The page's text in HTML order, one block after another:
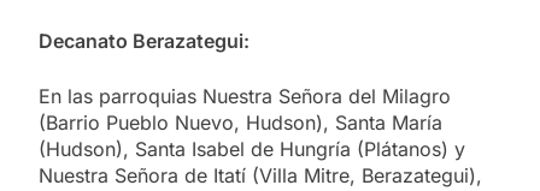
Decanato Berazategui:
En las parroquias Nuestra Señora del Milagro
(Barrio Pueblo Nuevo, Hudson), Santa María
(Hudson), Santa Isabel de Hungría (Plátanos) y
Nuestra Señora de Itatí (Villa Mitre, Berazategui),